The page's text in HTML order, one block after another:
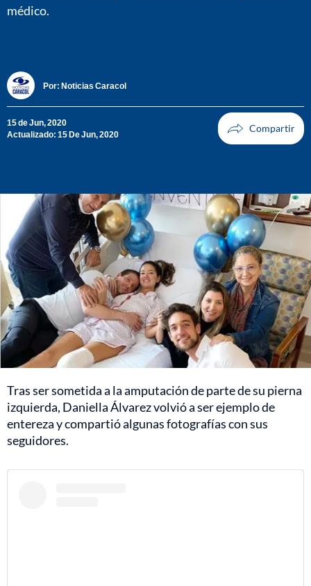
médico.
Por: Noticias Caracol
15 de Jun, 2020
Actualizado: 15 De Jun, 2020
Tras ser sometida a la amputación de parte de su pierna
izquierda, Daniella Álvarez volvió a ser ejemplo de
entereza y compartió algunas fotografías con sus
seguidores.